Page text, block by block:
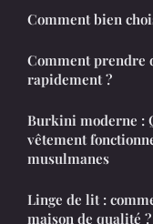
Comment bien
Comment prendre
rapidement ?
Burkini moderne :
vêtement
musulmanes
Linge de lit :
maison de qualité ?